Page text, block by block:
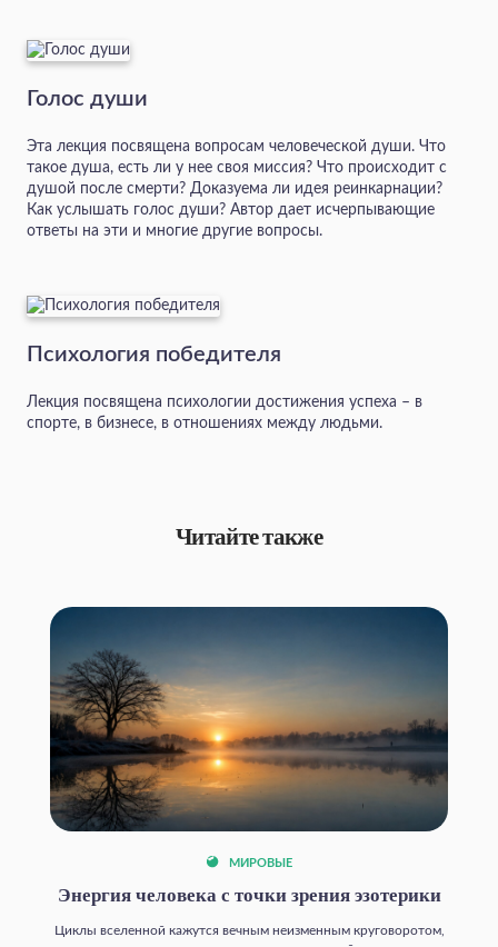
Голос души
Эта лекция посвящена вопросам человеческой души. Что
такое душа, есть ли у нее своя миссия? Что происходит с
душой после смерти? Доказуема ли идея реинкарнации?
Как услышать голос души? Автор дает исчерпывающие
ответы на эти и многие другие вопросы.
Психология победителя
Лекция посвящена психологии достижения успеха – в
спорте, в бизнесе, в отношениях между людьми.
Читайте также
МИРОВЫЕ
Энергия человека с точки зрения эзотерики
Циклы вселенной кажутся вечным неизменным круговоротом,